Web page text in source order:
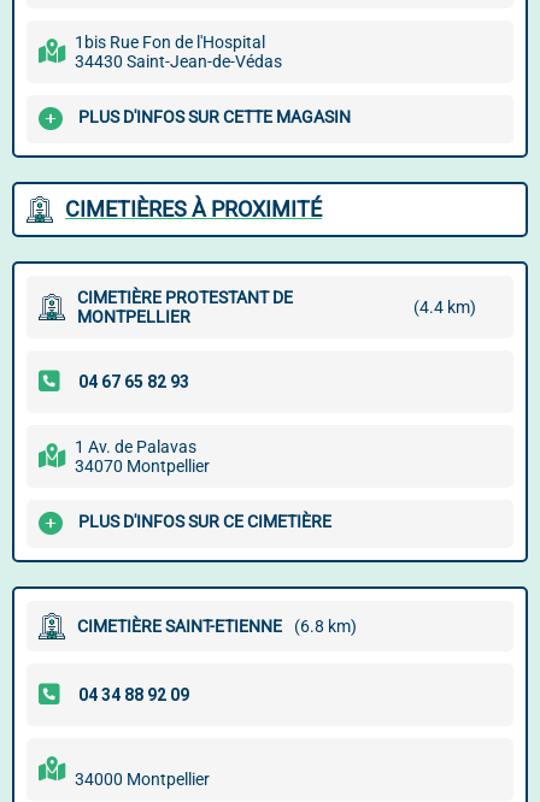
1bis Rue Fon de l'Hospital
34430 Saint-Jean-de-Védas
PLUS D'INFOS SUR CETTE MAGASIN
CIMETIÈRES À PROXIMITÉ
CIMETIÈRE PROTESTANT DE
MONTPELLIER
(4.4 km)
1 Av. de Palavas
34070 Montpellier
PLUS D'INFOS SUR CE CIMETIÈRE
CIMETIÈRE SAINT-ETIENNE (6.8 km)
34000 Montpellier